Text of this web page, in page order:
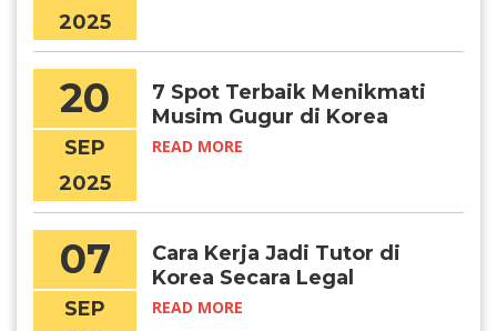
2025
20
SEP
2025
7 Spot Terbaik Menikmati
Musim Gugur di Korea
Selatan
READ MORE
07
SEP
Cara Kerja Jadi Tutor di
Korea Secara Legal
READ MORE